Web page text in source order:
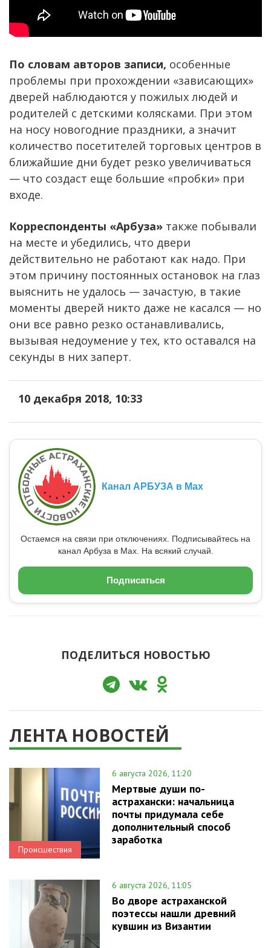
По словам авторов записи, особенные
проблемы при прохождении «зависающих»
дверей наблюдаются у пожилых людей и
родителей с детскими колясками. При этом
на носу новогодние праздники, а значит
количество посетителей торговых центров в
ближайшие дни будет резко увеличиваться
— что создаст еще большие «пробки» при
входе.
Корреспонденты «Арбуза» также побывали
на месте и убедились, что двери
действительно не работают как надо. При
этом причину постоянных остановок на глаз
выяснить не удалось — зачастую, в такие
моменты дверей никто даже не касался — но
они все равно резко останавливались,
вызывая недоумение у тех, кто оставался на
секунды в них заперт.
10 декабря 2018, 10:33
Канал АРБУЗА в Max
Остаемся на связи при отключениях. Подписывайтесь на
канал Арбуза в Max. На всякий случай.
Подписаться
ПОДЕЛИТЬСЯ НОВОСТЬЮ
ЛЕНТА НОВОСТЕЙ
Происшествия
6 августа 2026, 11:20
Мертвые души по-
астрахански: начальница
почты придумала себе
дополнительный способ
заработка
6 августа 2026, 11:05
Во дворе астраханской
поэтессы нашли древний
кувшин из Византии